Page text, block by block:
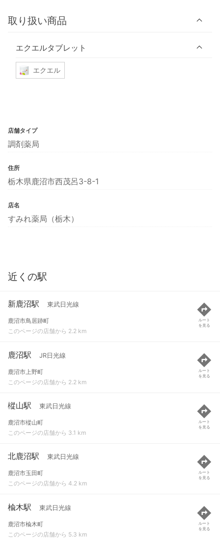
取り扱い商品
エクエルタブレット
エクエル
店舗タイプ
調剤薬局
住所
栃木県鹿沼市西茂呂3-8-1
店名
すみれ薬局（栃木）
近くの駅
新鹿沼駅 東武日光線
鹿沼市鳥居跡町
このページの店舗から 2.2 km
ルート
を見る
鹿沼駅 JR日光線
鹿沼市上野町
このページの店舗から 2.2 km
ルート
を見る
樅山駅 東武日光線
鹿沼市樅山町
このページの店舗から 3.1 km
ルート
を見る
北鹿沼駅 東武日光線
鹿沼市玉田町
このページの店舗から 4.2 km
ルート
を見る
楡木駅 東武日光線
鹿沼市楡木町
このページの店舗から 5.3 km
ルート
を見る